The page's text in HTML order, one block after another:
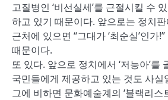
고질병인 ‘비선실세’를 근절시킬 수
하고 있기 때문이다. 앞으로는 정치
근처에 있으면 “그대가 ‘최순실’인가
때문이다.
또 있다. 앞으로 정치에서 ‘저능아’를
국민들에게 제공하고 있는 것도 사실
그에 비하면 문화예술계의 ‘블랙리스